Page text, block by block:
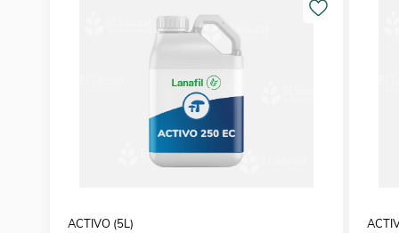
ACTIVO (5L)